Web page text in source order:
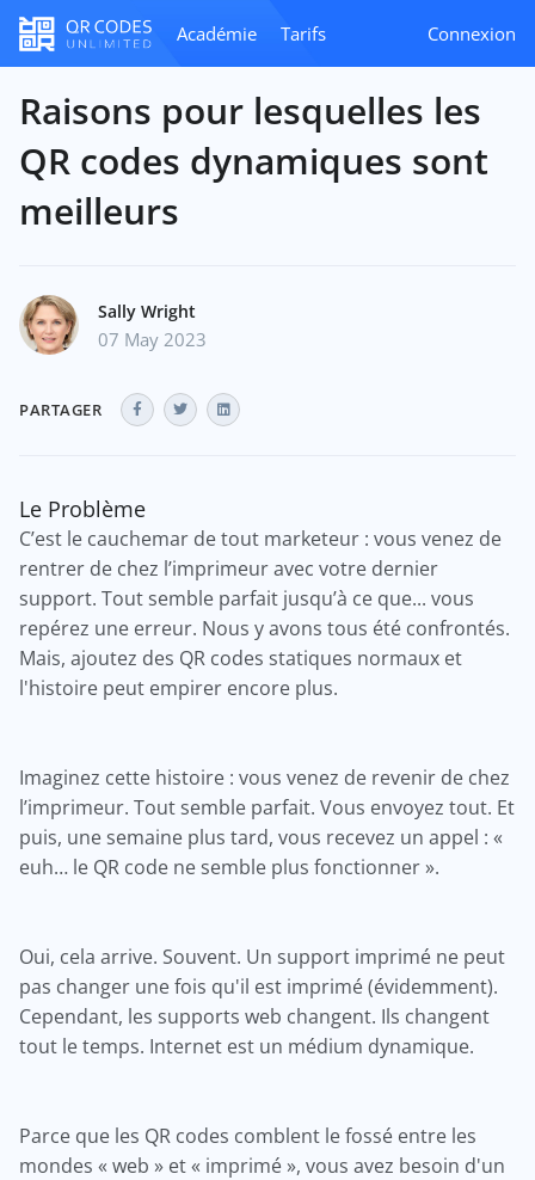
Académie Tarifs Connexion
Raisons pour lesquelles les
QR codes dynamiques sont
meilleurs
Sally Wright
07 May 2023
PARTAGER
Le Problème
C’est le cauchemar de tout marketeur : vous venez de
rentrer de chez l’imprimeur avec votre dernier
support. Tout semble parfait jusqu’à ce que... vous
repérez une erreur. Nous y avons tous été confrontés.
Mais, ajoutez des QR codes statiques normaux et
l'histoire peut empirer encore plus.
Imaginez cette histoire : vous venez de revenir de chez
l’imprimeur. Tout semble parfait. Vous envoyez tout. Et
puis, une semaine plus tard, vous recevez un appel : «
euh… le QR code ne semble plus fonctionner ».
Oui, cela arrive. Souvent. Un support imprimé ne peut
pas changer une fois qu'il est imprimé (évidemment).
Cependant, les supports web changent. Ils changent
tout le temps. Internet est un médium dynamique.
Parce que les QR codes comblent le fossé entre les
mondes « web » et « imprimé », vous avez besoin d'un